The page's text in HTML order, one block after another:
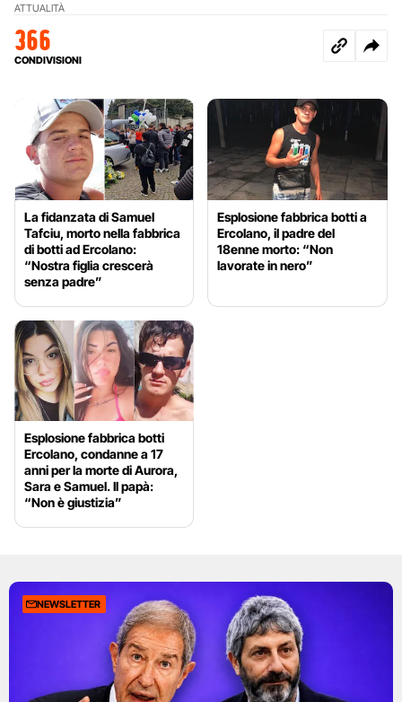
ATTUALITÀ
366
CONDIVISIONI
La fidanzata di Samuel
Tafciu, morto nella fabbrica
di botti ad Ercolano:
“Nostra figlia crescerà
senza padre”
Esplosione fabbrica botti a
Ercolano, il padre del
18enne morto: “Non
lavorate in nero”
Esplosione fabbrica botti
Ercolano, condanne a 17
anni per la morte di Aurora,
Sara e Samuel. Il papà:
“Non è giustizia”
NEWSLETTER